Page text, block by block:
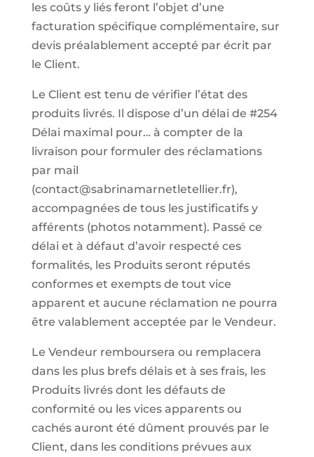
les coûts y liés feront l’objet d’une
facturation spécifique complémentaire, sur
devis préalablement accepté par écrit par
le Client.
Le Client est tenu de vérifier l’état des
produits livrés. Il dispose d’un délai de #254
Délai maximal pour… à compter de la
livraison pour formuler des réclamations
par mail
(contact@sabrinamarnetletellier.fr),
accompagnées de tous les justificatifs y
afférents (photos notamment). Passé ce
délai et à défaut d’avoir respecté ces
formalités, les Produits seront réputés
conformes et exempts de tout vice
apparent et aucune réclamation ne pourra
être valablement acceptée par le Vendeur.
Le Vendeur remboursera ou remplacera
dans les plus brefs délais et à ses frais, les
Produits livrés dont les défauts de
conformité ou les vices apparents ou
cachés auront été dûment prouvés par le
Client, dans les conditions prévues aux